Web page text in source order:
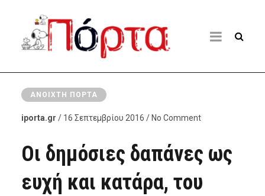
ΑΝΟΙΧΤΉ ΠΌΡΤΑ
iporta.gr / 16 Σεπτεμβρίου 2016 / No Comment
Οι δημόσιες δαπάνες ως
ευχή και κατάρα, του